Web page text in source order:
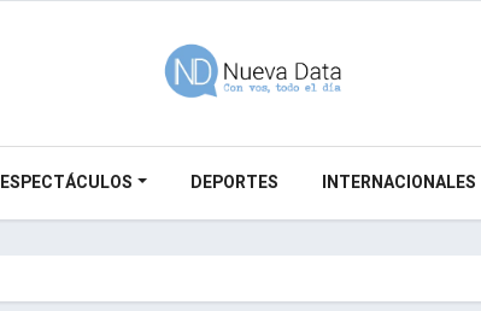
ESPECTÁCULOS DEPORTES INTERNACIONALES